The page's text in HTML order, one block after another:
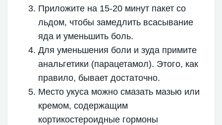
Приложите на 15-20 минут пакет со
льдом, чтобы замедлить всасывание
яда и уменьшить боль.
Для уменьшения боли и зуда примите
анальгетики (парацетамол). Этого, как
правило, бывает достаточно.
Место укуса можно смазать мазью или
кремом, содержащим
кортикостероидные гормоны